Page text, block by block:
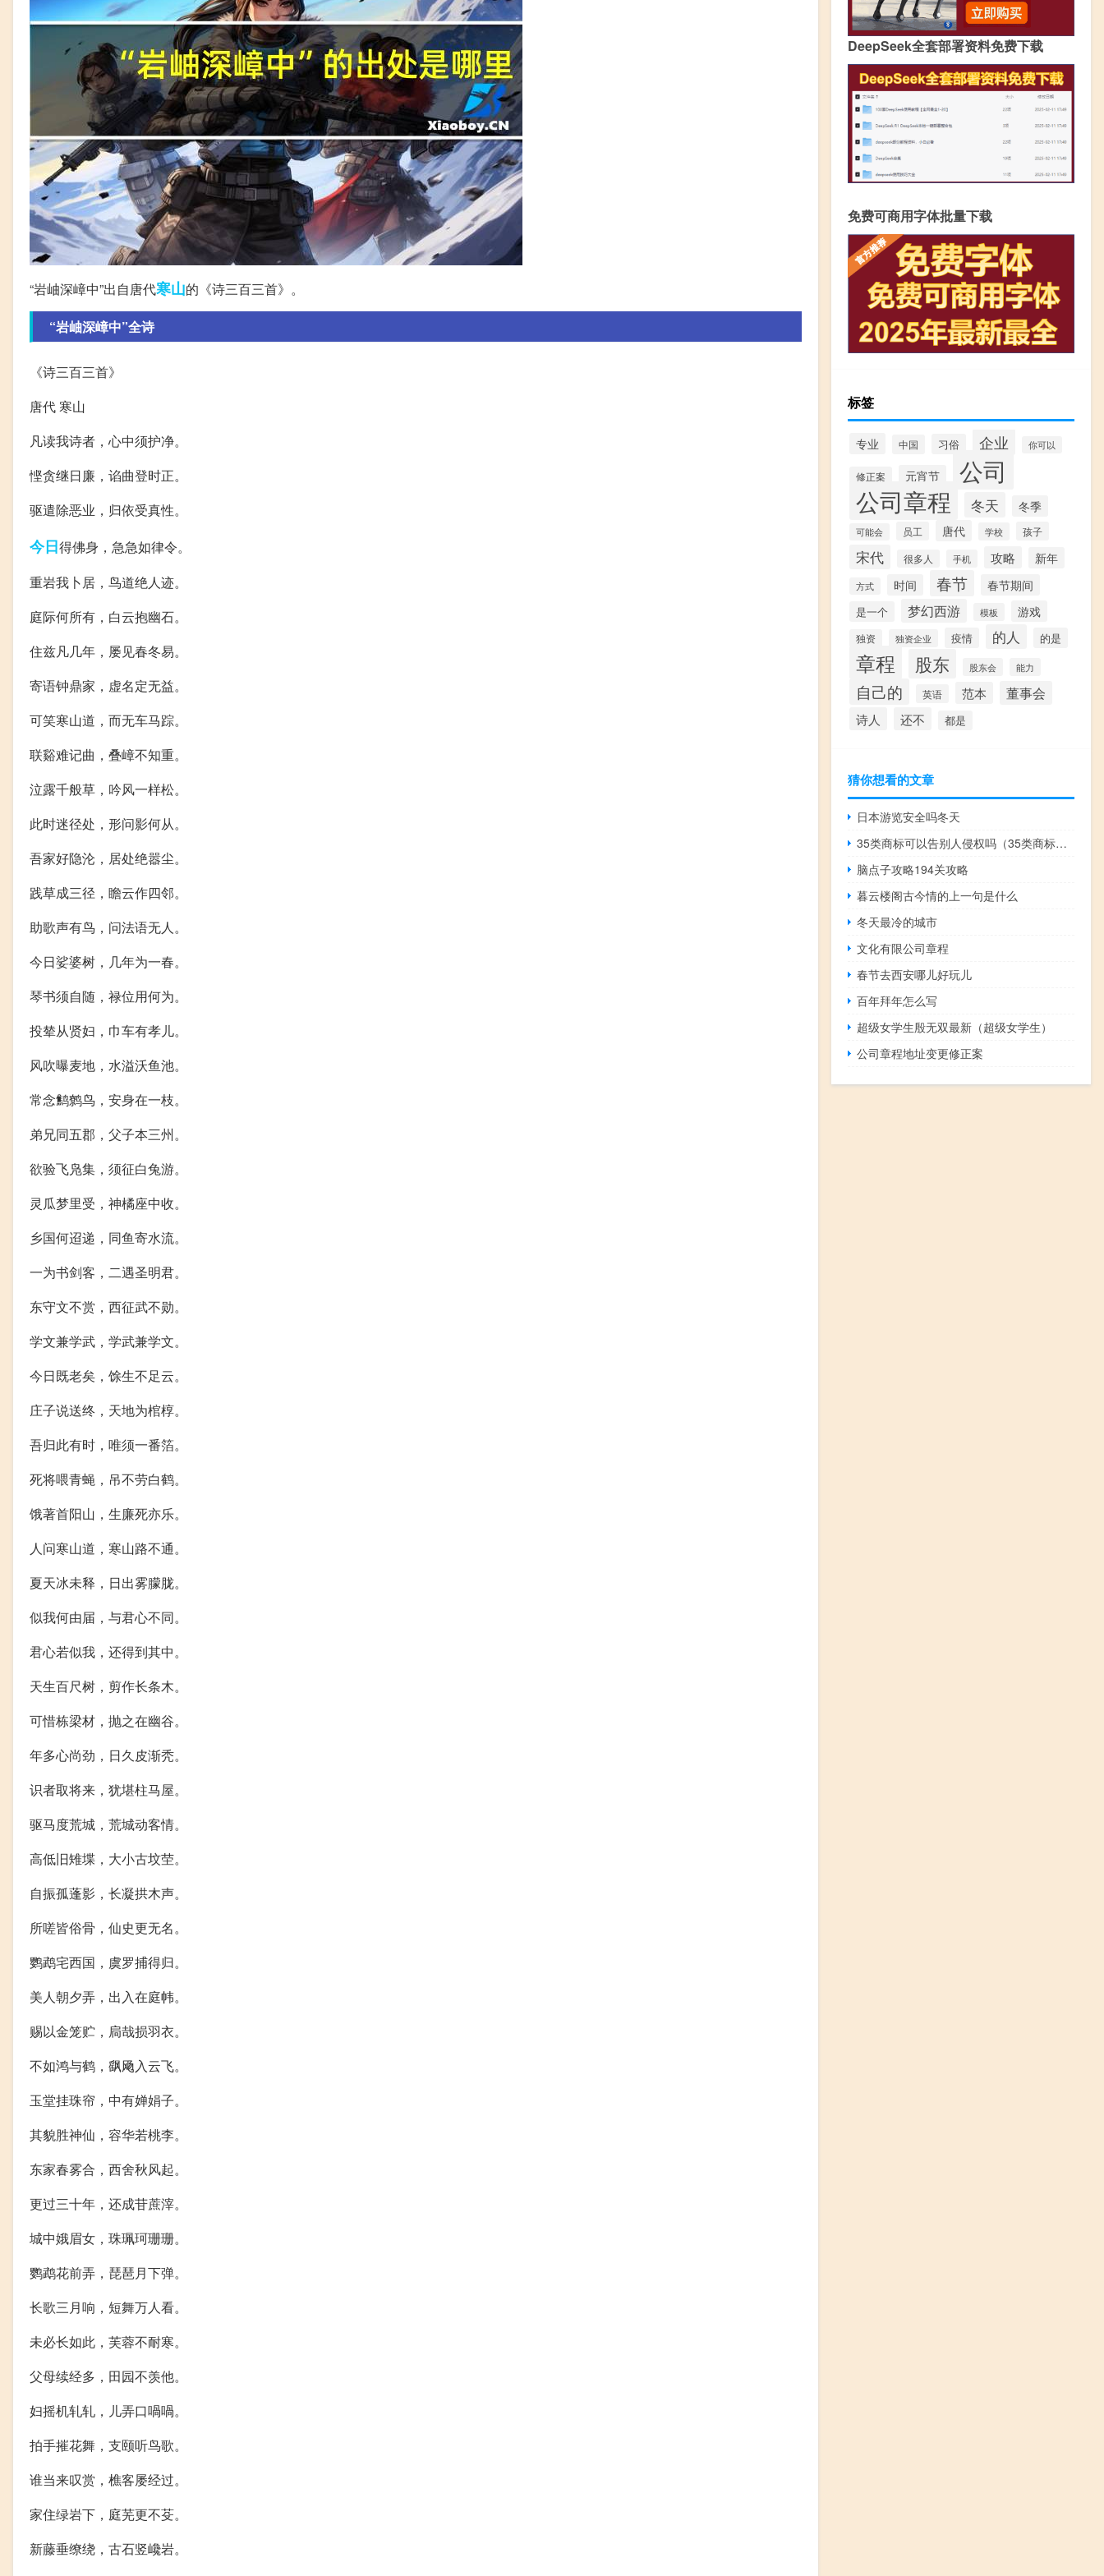
“岩岫深嶂中”出自唐代寒山的《诗三百三首》。
“岩岫深嶂中”全诗
《诗三百三首》
唐代 寒山
凡读我诗者，心中须护净。
悭贪继日廉，谄曲登时正。
驱遣除恶业，归依受真性。
今日得佛身，急急如律令。
重岩我卜居，鸟道绝人迹。
庭际何所有，白云抱幽石。
住兹凡几年，屡见春冬易。
寄语钟鼎家，虚名定无益。
可笑寒山道，而无车马踪。
联谿难记曲，叠嶂不知重。
泣露千般草，吟风一样松。
此时迷径处，形问影何从。
吾家好隐沦，居处绝嚣尘。
践草成三径，瞻云作四邻。
助歌声有鸟，问法语无人。
今日娑婆树，几年为一春。
琴书须自随，禄位用何为。
投辇从贤妇，巾车有孝儿。
风吹曝麦地，水溢沃鱼池。
常念鹪鹩鸟，安身在一枝。
弟兄同五郡，父子本三州。
欲验飞凫集，须征白兔游。
灵瓜梦里受，神橘座中收。
乡国何迢递，同鱼寄水流。
一为书剑客，二遇圣明君。
东守文不赏，西征武不勋。
学文兼学武，学武兼学文。
今日既老矣，馀生不足云。
庄子说送终，天地为棺椁。
吾归此有时，唯须一番箔。
死将喂青蝇，吊不劳白鹤。
饿著首阳山，生廉死亦乐。
人问寒山道，寒山路不通。
夏天冰未释，日出雾朦胧。
似我何由届，与君心不同。
君心若似我，还得到其中。
天生百尺树，剪作长条木。
可惜栋梁材，抛之在幽谷。
年多心尚劲，日久皮渐秃。
识者取将来，犹堪柱马屋。
驱马度荒城，荒城动客情。
高低旧雉堞，大小古坟茔。
自振孤蓬影，长凝拱木声。
所嗟皆俗骨，仙史更无名。
鹦鹉宅西国，虞罗捕得归。
美人朝夕弄，出入在庭帏。
赐以金笼贮，扃哉损羽衣。
不如鸿与鹤，飖飏入云飞。
玉堂挂珠帘，中有婵娟子。
其貌胜神仙，容华若桃李。
东家春雾合，西舍秋风起。
更过三十年，还成苷蔗滓。
城中娥眉女，珠珮珂珊珊。
鹦鹉花前弄，琵琶月下弹。
长歌三月响，短舞万人看。
未必长如此，芙蓉不耐寒。
父母续经多，田园不羡他。
妇摇机轧轧，儿弄口喎喎。
拍手摧花舞，支颐听鸟歌。
谁当来叹赏，樵客屡经过。
家住绿岩下，庭芜更不芟。
新藤垂缭绕，古石竖巉岩。
DeepSeek全套部署资料免费下载
免费可商用字体批量下载
标签
专业 中国 习俗 企业 你可以
修正案 元宵节 公司
公司章程 冬天 冬季
可能会 员工 唐代 学校 孩子
宋代 很多人 手机 攻略 新年
方式 时间 春节 春节期间
是一个 梦幻西游 模板 游戏
独资 独资企业 疫情 的人 的是
章程 股东 股东会 能力
自己的 英语 范本 董事会
诗人 还不 都是
猜你想看的文章
日本游览安全吗冬天
35类商标可以告别人侵权吗（35类商标侵权案例）
脑点子攻略194关攻略
暮云楼阁古今情的上一句是什么
冬天最冷的城市
文化有限公司章程
春节去西安哪儿好玩儿
百年拜年怎么写
超级女学生殷无双最新（超级女学生）
公司章程地址变更修正案